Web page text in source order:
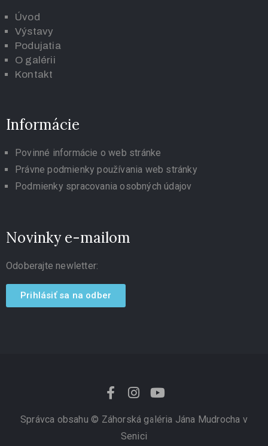
Úvod
Výstavy
Podujatia
O galérii
Kontakt
Informácie
Povinné informácie o web stránke
Právne podmienky používania web stránky
Podmienky spracovania osobných údajov
Novinky e-mailom
Odoberajte newletter:
Prihlásiť sa na odber
Správca obsahu © Záhorská galéria Jána Mudrocha v
Senici